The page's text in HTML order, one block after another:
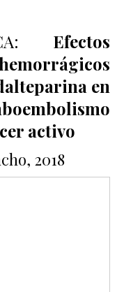
Efectos
en
activo
2018